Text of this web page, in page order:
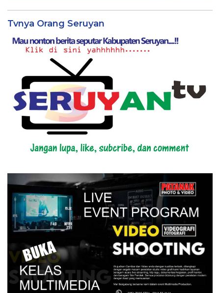
Tvnya Orang Seruyan